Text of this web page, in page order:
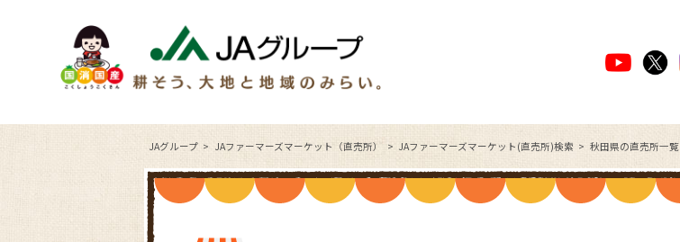
JAグループ JAファーマーズマーケット（直売所） JAファーマーズマーケット(直売所)検索 秋田県の直売所一覧